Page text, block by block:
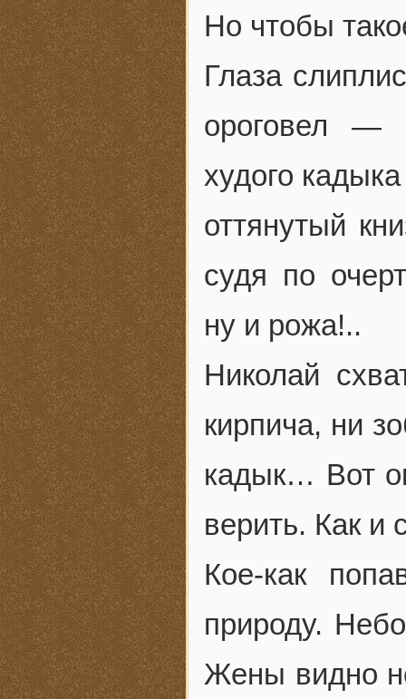
Но чтобы
Глаза
ороговел —
худого
оттянутый
судя по
ну и рожа!..
Николай
кирпича, ни
кадык… Вот
верить. Как и
Кое-как
природу.
Жены видно